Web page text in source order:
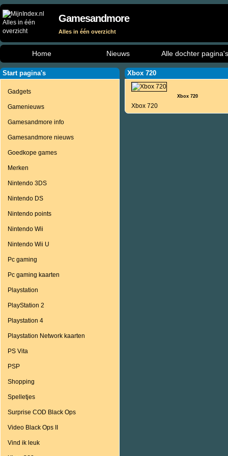
Gamesandmore
Alles in één overzicht
Home Nieuws Alle dochter pagina's
Start pagina's
Gadgets
Gamenieuws
Gamesandmore info
Gamesandmore nieuws
Goedkope games
Merken
Nintendo 3DS
Nintendo DS
Nintendo points
Nintendo Wii
Nintendo Wii U
Pc gaming
Pc gaming kaarten
Playstation
PlayStation 2
Playstation 4
Playstation Network kaarten
PS Vita
PSP
Shopping
Spelletjes
Surprise COD Black Ops
Video Black Ops II
Vind ik leuk
Xbox 720
Xbox 720
Xbox 720